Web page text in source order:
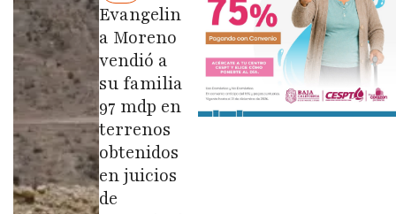
Evangelin
a Moreno
vendió a
su familia
97 mdp en
terrenos
obtenidos
en juicios
de